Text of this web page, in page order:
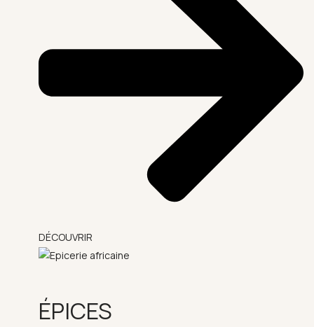
DÉCOUVRIR
ÉPICES